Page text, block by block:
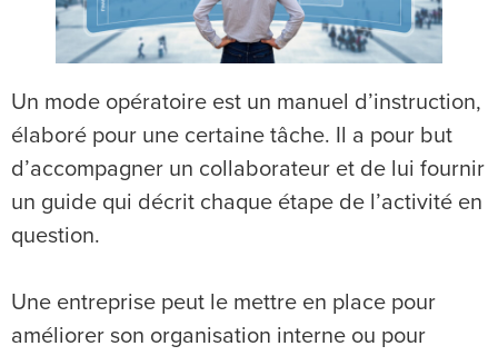
Un mode opératoire est un manuel d’instruction,
élaboré pour une certaine tâche. Il a pour but
d’accompagner un collaborateur et de lui fournir
un guide qui décrit chaque étape de l’activité en
question.
Une entreprise peut le mettre en place pour
améliorer son organisation interne ou pour